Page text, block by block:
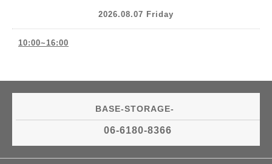
2026.08.07 Friday
10:00~16:00
BASE-STORAGE-
06-6180-8366